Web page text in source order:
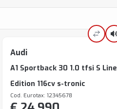
Audi
A1 Sportback 30 1.0 tfsi S Line
Edition 116cv s-tronic
Cod. Eurotax: 12345678